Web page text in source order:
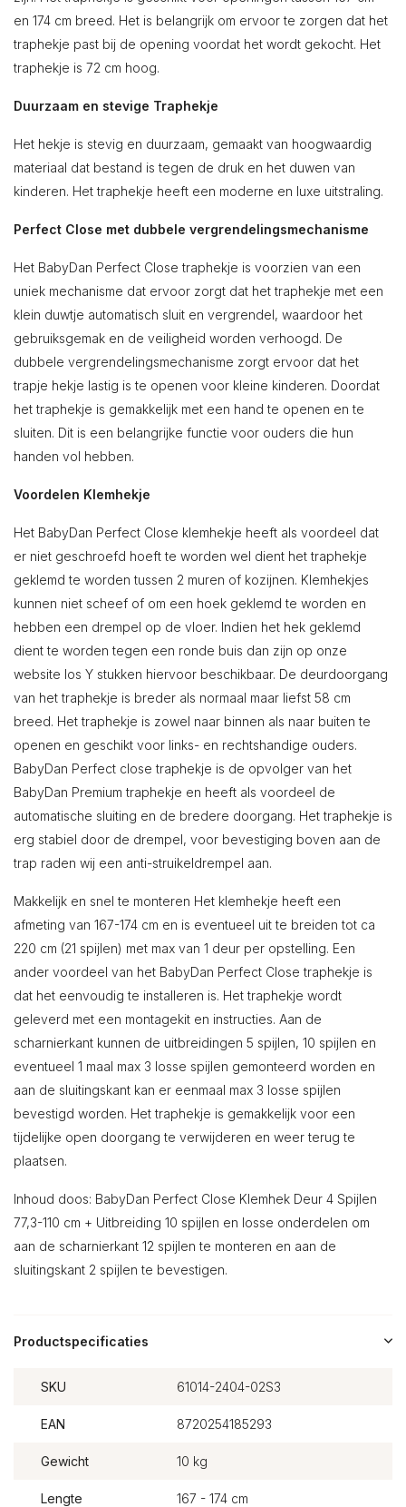
en 174 cm breed. Het is belangrijk om ervoor te zorgen dat het
traphekje past bij de opening voordat het wordt gekocht. Het
traphekje is 72 cm hoog.
Duurzaam en stevige Traphekje
Het hekje is stevig en duurzaam, gemaakt van hoogwaardig
materiaal dat bestand is tegen de druk en het duwen van
kinderen. Het traphekje heeft een moderne en luxe uitstraling.
Perfect Close met dubbele vergrendelingsmechanisme
Het BabyDan Perfect Close traphekje is voorzien van een
uniek mechanisme dat ervoor zorgt dat het traphekje met een
klein duwtje automatisch sluit en vergrendel, waardoor het
gebruiksgemak en de veiligheid worden verhoogd. De
dubbele vergrendelingsmechanisme zorgt ervoor dat het
trapje hekje lastig is te openen voor kleine kinderen. Doordat
het traphekje is gemakkelijk met een hand te openen en te
sluiten. Dit is een belangrijke functie voor ouders die hun
handen vol hebben.
Voordelen Klemhekje
Het BabyDan Perfect Close klemhekje heeft als voordeel dat
er niet geschroefd hoeft te worden wel dient het traphekje
geklemd te worden tussen 2 muren of kozijnen. Klemhekjes
kunnen niet scheef of om een hoek geklemd te worden en
hebben een drempel op de vloer. Indien het hek geklemd
dient te worden tegen een ronde buis dan zijn op onze
website los Y stukken hiervoor beschikbaar. De deurdoorgang
van het traphekje is breder als normaal maar liefst 58 cm
breed. Het traphekje is zowel naar binnen als naar buiten te
openen en geschikt voor links- en rechtshandige ouders.
BabyDan Perfect close traphekje is de opvolger van het
BabyDan Premium traphekje en heeft als voordeel de
automatische sluiting en de bredere doorgang. Het traphekje is
erg stabiel door de drempel, voor bevestiging boven aan de
trap raden wij een anti-struikeldrempel aan.
Makkelijk en snel te monteren Het klemhekje heeft een
afmeting van 167-174 cm en is eventueel uit te breiden tot ca
220 cm (21 spijlen) met max van 1 deur per opstelling. Een
ander voordeel van het BabyDan Perfect Close traphekje is
dat het eenvoudig te installeren is. Het traphekje wordt
geleverd met een montagekit en instructies. Aan de
scharnierkant kunnen de uitbreidingen 5 spijlen, 10 spijlen en
eventueel 1 maal max 3 losse spijlen gemonteerd worden en
aan de sluitingskant kan er eenmaal max 3 losse spijlen
bevestigd worden. Het traphekje is gemakkelijk voor een
tijdelijke open doorgang te verwijderen en weer terug te
plaatsen.
Inhoud doos: BabyDan Perfect Close Klemhek Deur 4 Spijlen
77,3-110 cm + Uitbreiding 10 spijlen en losse onderdelen om
aan de scharnierkant 12 spijlen te monteren en aan de
sluitingskant 2 spijlen te bevestigen.
Productspecificaties
SKU 61014-2404-02S3
EAN 8720254185293
Gewicht 10 kg
Lengte 167 - 174 cm